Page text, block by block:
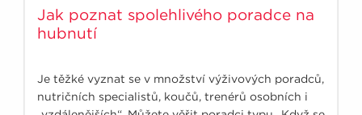
Jak poznat spolehlivého poradce na
hubnutí
Je těžké vyznat se v množství výživových poradců,
nutričních specialistů, koučů, trenérů osobních i